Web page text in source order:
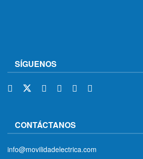
SÍGUENOS
CONTÁCTANOS
info@movilidadelectrica.com